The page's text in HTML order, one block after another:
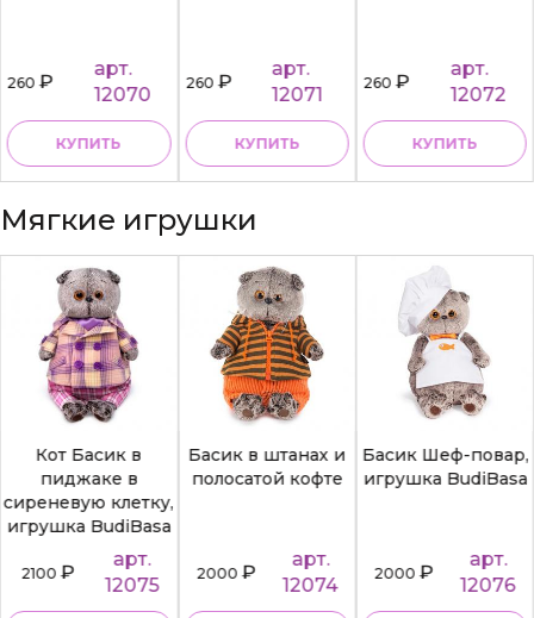
260₽
арт.
12070
КУПИТЬ
260₽
арт.
12071
КУПИТЬ
260₽
арт.
12072
КУПИТЬ
Мягкие игрушки
Кот Басик в
пиджаке в
сиреневую клетку,
игрушка BudiBasa
2100₽
арт.
12075
Басик в штанах и
полосатой кофте
2000₽
арт.
12074
Басик Шеф-повар,
игрушка BudiBasa
2000₽
арт.
12076